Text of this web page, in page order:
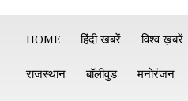
HOME हिंदी खबरें विश्व ख़बरें
राजस्थान बॉलीवुड मनोरंजन